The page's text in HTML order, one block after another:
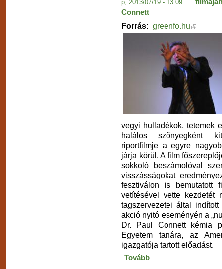
p, 2013/07/19 - 13:09
Connett
Forrás: greenfo.hu
vegyi hulladékok, tetemek
halálos szőnyegként
riportfilmje a egyre
járja körül. A film
sokkoló beszámolóval
visszásságokat
fesztiválon is bemutatott
vetítésével vette kezdetét
tagszervezetei által
akció nyitó eseményén a
Dr. Paul Connett kémia
Egyetem tanára, az
igazgatója tartott előadást.
Tovább